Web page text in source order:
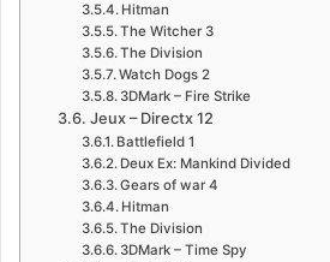
Hitman
The Witcher 3
The Division
Watch Dogs 2
3DMark – Fire Strike
Jeux – Directx 12
Battlefield 1
Deux Ex: Mankind Divided
Gears of war 4
Hitman
The Division
3DMark – Time Spy